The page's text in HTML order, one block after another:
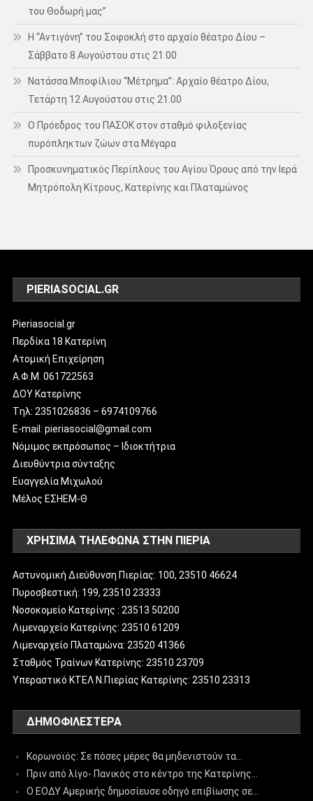
του Θοδωρή μας”
Η “Αντιγόνη” του Σοφοκλή στο αρχαίο θέατρο Δίου –
Σάββατο 8 Αυγούστου στις 21.00
Νατάσσα Μποφίλιου “Μέτρημα”: Αρχαίο θέατρο Δίου,
Τετάρτη 12 Αυγούστου στις 21.00
Ο Πρόεδρος του ΠΑΣΟΚ στον σταθμό φιλοξενίας
πυρόπληκτων ζώων στα Μέγαρα
Προσκυνηματικός Περίπλους του Αγίου Όρους από την Ιερά
Μητρόπολη Κίτρους, Κατερίνης και Πλαταμώνος
PIERIASOCIAL.GR
Pieriasocial.gr
Περδίκα 18 Κατερίνη
Ατομική Επιχείρηση
Α.Φ.Μ. 061722563
ΔΟΥ Κατερίνης
Tηλ: 2351026836 – 6974109766
E-mail: pieriasocial@gmail.com
Νόμιμος εκπρόσωπος – Ιδιοκτήτρια
Διευθύντρια σύνταξης
Ευαγγελία Μιχωλού
Μέλος ΕΣΗΕΜ-Θ
ΧΡΗΣΙΜΑ ΤΗΛΕΦΩΝΑ ΣΤΗΝ ΠΙΕΡΙΑ
Αστυνομική Διεύθυνση Πιερίας: 100, 23510 46624
Πυροσβεστική: 199, 23510 23333
Νοσοκομείο Κατερίνης : 23513 50200
Λιμεναρχείο Κατερίνης: 23510 61209
Λιμεναρχείο Πλαταμώνα: 23520 41366
Σταθμός Τραίνων Κατερίνης: 23510 23709
Υπεραστικό ΚΤΕΛ Ν.Πιερίας Κατερίνης: 23510 23313
ΔΗΜΟΦΙΛΈΣΤΕΡΑ
Κορωνοϊός: Σε πόσες μέρες θα μηδενιστούν τα…
Πριν από λίγο- Πανικός στο κέντρο της Κατερίνης…
Ο ΕΟΔΥ Αμερικής δημοσίευσε οδηγό επιβίωσης σε…